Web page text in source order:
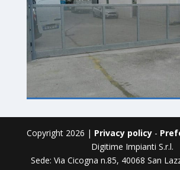
Copyright 2026 | Privacy policy-
Digitime Impianti S.r.l.
Sede: Via Cicogna n.85, 40068 San